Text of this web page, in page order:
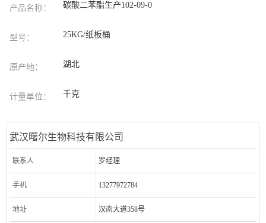
产品名称： 碳酸二苯酯生产102-09-0
型号： 25KG/纸板桶
原产地： 湖北
计量单位： 千克
武汉曙尔生物科技有限公司
联系人 罗经理
手机 13277972784
地址 汉南大道358号